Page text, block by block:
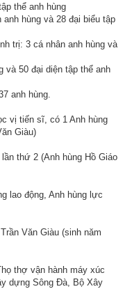
thể anh hùng
hùng và 28 đại biểu tập
trị: 3 cá nhân anh hùng và
và 50 đại diện tập thể anh
anh hùng.
vị tiến sĩ, có 1 Anh hùng
Giàu)
thứ 2 (Anh hùng Hồ Giáo
lao động, Anh hùng lực
Văn Giàu (sinh năm
thợ vận hành máy xúc
dựng Sông Đà, Bộ Xây